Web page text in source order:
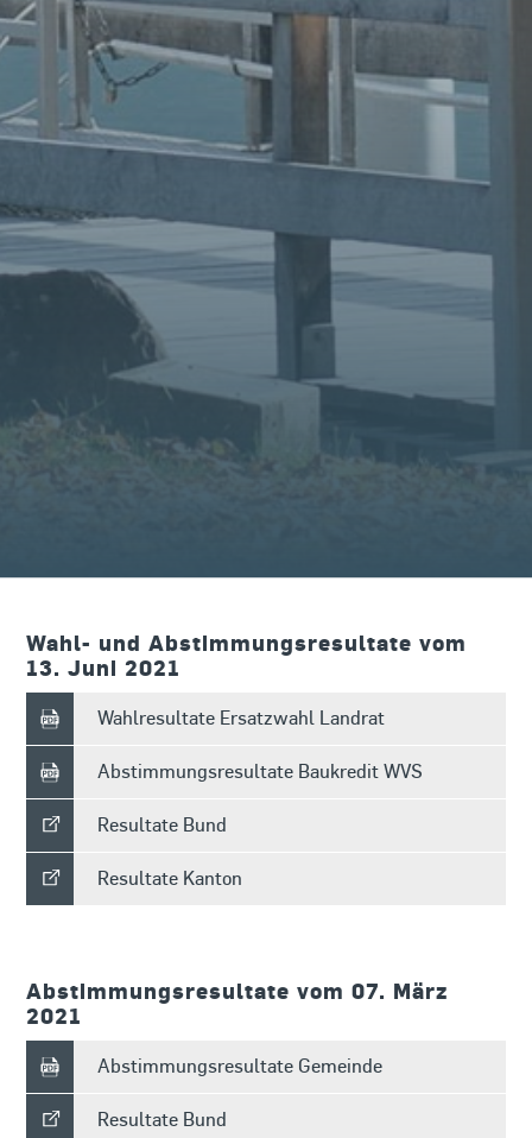
Wahl- und Abstimmungsresultate vom
13. Juni 2021
Wahlresultate Ersatzwahl Landrat
Abstimmungsresultate Baukredit WVS
Resultate Bund
Resultate Kanton
Abstimmungsresultate vom 07. März
2021
Abstimmungsresultate Gemeinde
Resultate Bund